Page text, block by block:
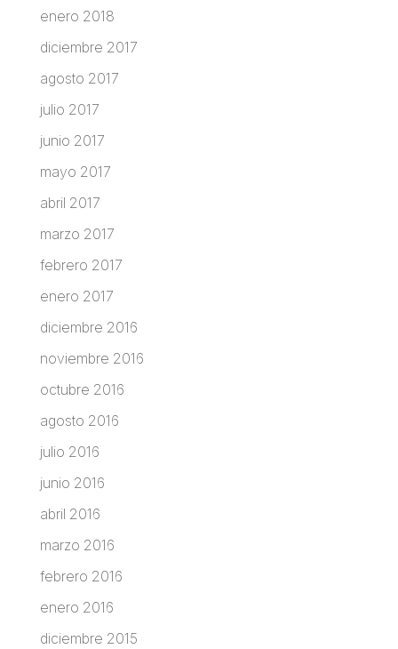
enero 2018
diciembre 2017
agosto 2017
julio 2017
junio 2017
mayo 2017
abril 2017
marzo 2017
febrero 2017
enero 2017
diciembre 2016
noviembre 2016
octubre 2016
agosto 2016
julio 2016
junio 2016
abril 2016
marzo 2016
febrero 2016
enero 2016
diciembre 2015